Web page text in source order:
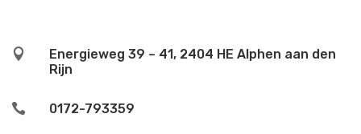

Energieweg 39 – 41, 2404 HE Alphen aan den
Rijn
 0172-793359